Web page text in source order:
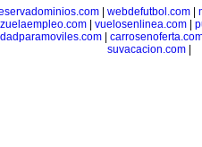
webdefutbol.com
vuelosenlinea.com
suvacacion.com